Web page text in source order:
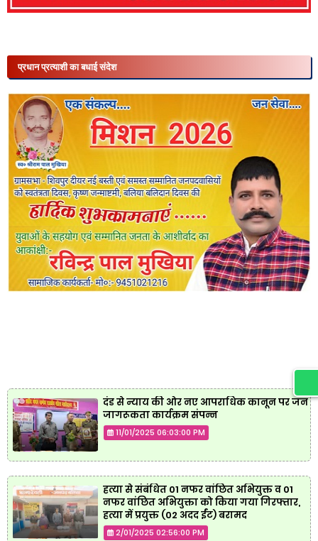
प्रधान प्रत्याशी का बधाई संदेश
दंड से न्याय की ओर नए आपराधिक कानून पर जन
जागरूकता कार्यक्रम संपन्न
11/01/2025 06:03:00 PM
हत्या से संबंधित 01 नफर वांछित अभियुक्त व 01
नफर वांछित अभियुक्ता को किया गया गिरफ्तार,
हत्या में प्रयुक्त (02 अदद ईंट) बरामद
2/01/2025 02:56:00 PM